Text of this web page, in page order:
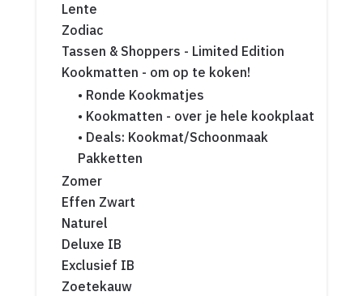
Lente
Zodiac
Tassen & Shoppers - Limited Edition
Kookmatten - om op te koken!
• Ronde Kookmatjes
• Kookmatten - over je hele kookplaat
• Deals: Kookmat/Schoonmaak
Pakketten
Zomer
Effen Zwart
Naturel
Deluxe IB
Exclusief IB
Zoetekauw